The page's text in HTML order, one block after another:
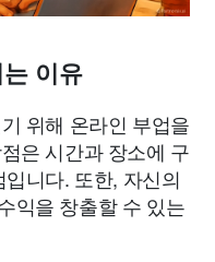
이유
위해 온라인 부업을
은 시간과 장소에 구
니다. 또한, 자신의
익을 창출할 수 있는